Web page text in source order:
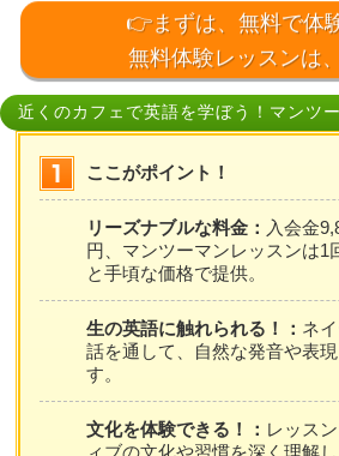
👉まずは、無料で体
無料体験レッスンは
近くのカフェで英語を学ぼう！マンツ
ここがポイント！
リーズナブルな料金： 入会金
円、マンツーマンレッスンは1
と手頃な価格で提供。
生の英語に触れられる！： ネ
話を通して、自然な発音や表
す。
文化を体験できる！： レッス